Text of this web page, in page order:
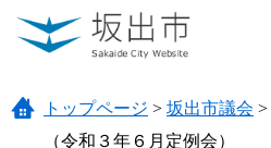
ページの先頭です。
メニューを飛ばして本文へ
トップページ > 坂出市議会 >
（令和３年６月定例会）